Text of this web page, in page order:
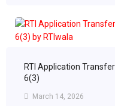
RTI Application
6(3)
March 14, 2026